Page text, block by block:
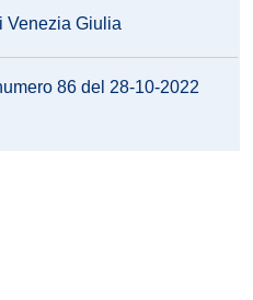
Venezia Giulia
86 del 28-10-2022